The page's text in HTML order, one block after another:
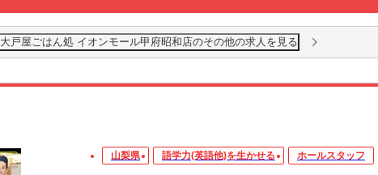
大戸屋ごはん処 イオンモール甲府昭和店のその他の求人を見る
山梨県 語学力(英語他)を生かせる ホールスタッフ